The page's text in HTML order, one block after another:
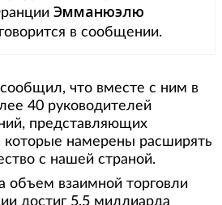
Эмманюэлю
в сообщении.
что вместе с ним в
40 руководителей
представляющих
которые намерены расширять
с нашей страной.
объем взаимной торговли
достиг 5,5 миллиарда